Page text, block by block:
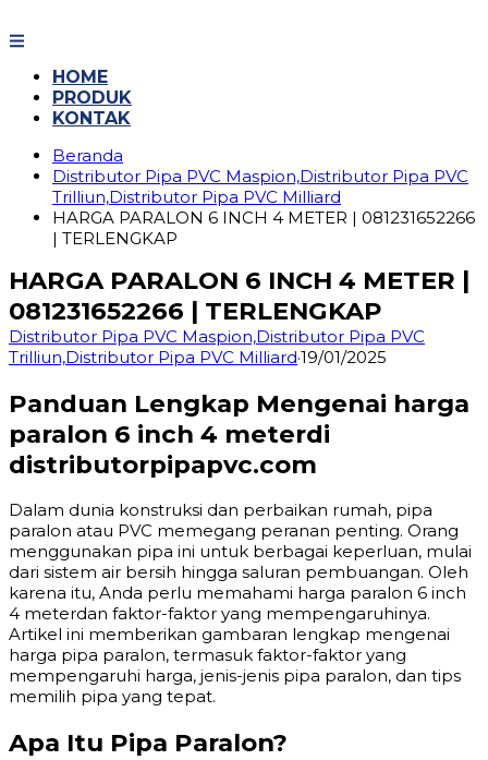
ke
HOME
PRODUK
KONTAK
Beranda
Distributor Pipa PVC Maspion,Distributor Pipa PVC
Trilliun,Distributor Pipa PVC Milliard
HARGA PARALON 6 INCH 4 METER | 081231652266
| TERLENGKAP
HARGA PARALON 6 INCH 4 METER |
081231652266 | TERLENGKAP
Distributor Pipa PVC Maspion,Distributor Pipa PVC
Trilliun,Distributor Pipa PVC Milliard·19/01/2025
Panduan Lengkap Mengenai harga
paralon 6 inch 4 meterdi
distributorpipapvc.com
Dalam dunia konstruksi dan perbaikan rumah, pipa
paralon atau PVC memegang peranan penting. Orang
menggunakan pipa ini untuk berbagai keperluan, mulai
dari sistem air bersih hingga saluran pembuangan. Oleh
karena itu, Anda perlu memahami harga paralon 6 inch
4 meterdan faktor-faktor yang mempengaruhinya.
Artikel ini memberikan gambaran lengkap mengenai
harga pipa paralon, termasuk faktor-faktor yang
mempengaruhi harga, jenis-jenis pipa paralon, dan tips
memilih pipa yang tepat.
Apa Itu Pipa Paralon?